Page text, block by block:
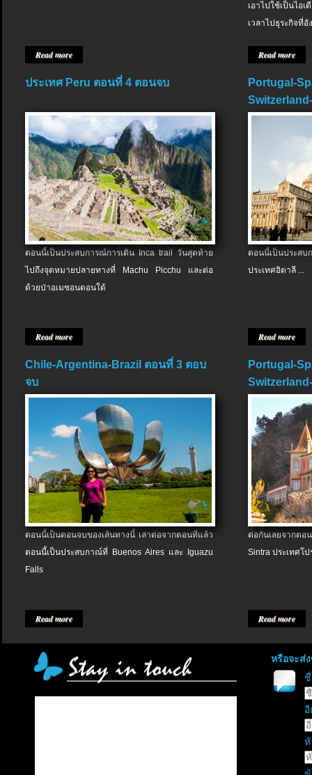
Read more
เอาไปใช้เป็นไอ
เวลาไปธุระกิจที่อั
Read more
ประเทศ Peru ตอนที่ 4 ตอนจบ
ตอนนี้เป็นประสบการณ์การเดิน Inca trail วันสุดท้าย
ไปถึงจุดหมายปลายทางที่ Machu Picchu และต่อ
ด้วยป่าอเมซอนตอนใต้
Read more
Portugal-
ตอนนี้เป็นประส
ประเทศอิตาลี ...
Read more
Chile-Argentina-Brazil ตอนที่ 3 ตอบ
จบ
ตอนนี้เป็นตอนจบของเส้นทางนี้ เล่าต่อจากตอนที่แล้ว
ตอนนี้เป็นประสบกาณ์ที่ Buenos Aires และ Iguazu
Falls
Read more
Portugal-
ต่อกันเลยจากต
Sintra ประเทศโป
Read more
หรือจะส่
อี
หั